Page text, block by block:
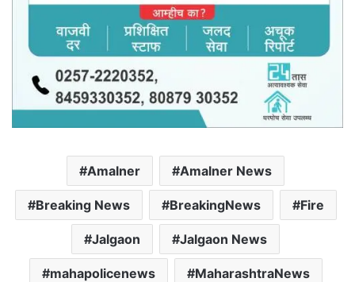
Amalner Amalner News
Breaking News BreakingNews Fire
Jalgaon Jalgaon News
mahapolicenews MaharashtraNews